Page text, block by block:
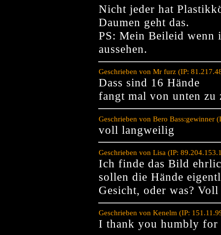
Nicht jeder hat
Daumen geht das.
PS: Mein Beileid wenn
aussehen.
Geschrieben von Mr furz (IP:
Dass sind 16 Hände
fangt mal von unten zu
Geschrieben von Bero Bass:gewinner
voll langweilig
Geschrieben von Lisa (IP:
Ich finde das Bild
sollen die Hände
Gesicht, oder was?
Geschrieben von Kenelm (IP:
I thank you humbly for